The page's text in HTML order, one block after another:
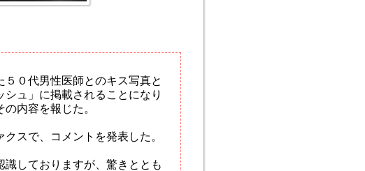
０代男性医師とのキス写真と
ュ」に掲載されることになり
内容を報じた。
スで、コメントを発表した。
しておりますが、驚きととも